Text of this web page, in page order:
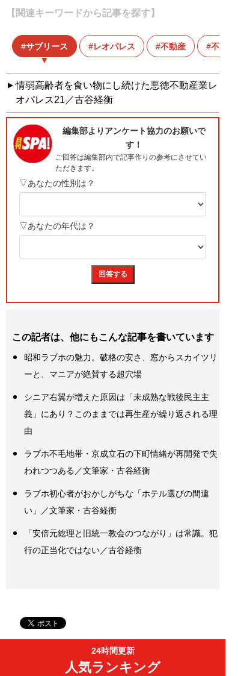
【関連キーワードから記事を探す】
サブリース レオパレス 不動産 不動産
情弱高齢者を食い物にし続けた悪徳不動産業レ
オパレス21／古谷経衡
この記者は、他にもこんな記事を書いています
昭和ラブホの魅力。破格の安さ、窓からスカイツリ
ーと、マニアが絶賛する超穴場
シニア右翼が増えた原因は「未成熟な戦後民主主
義」にあり？このままでは再生産が繰り返される理
由
ラブホ不毛地帯・京成立石の下町情緒が再開発で失
われつつある／文筆家・古谷経衡
ラブホ初心者がおかしがちな「ホテル選びの間違
い」／文筆家・古谷経衡
「安倍元総理と旧統一教会のつながり」は常識。犯
行の正当化ではない／古谷経衡
24時間更新
人気ランキング